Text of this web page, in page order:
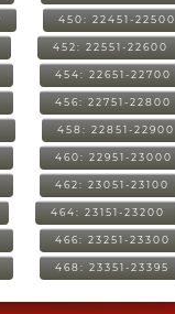
450: 22451-22500
452: 22551-22600
454: 22651-22700
456: 22751-22800
458: 22851-22900
460: 22951-23000
462: 23051-23100
464: 23151-23200
466: 23251-23300
468: 23351-23395